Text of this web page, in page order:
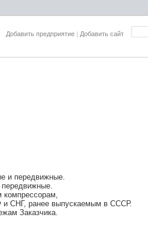
Добавить предприятие | Добавить сайт
и передвижные.
передвижные.
компрессорам,
СНГ, ранее выпускаемым в СССР.
Заказчика.